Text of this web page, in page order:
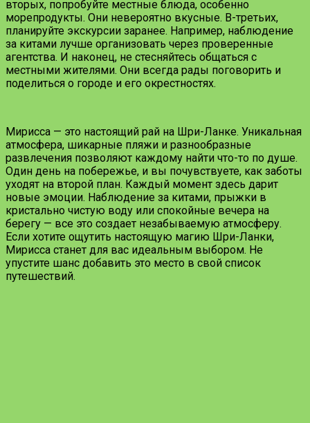
вторых, попробуйте местные блюда, особенно
морепродукты. Они невероятно вкусные. В-третьих,
планируйте экскурсии заранее. Например, наблюдение
за китами лучше организовать через проверенные
агентства. И наконец, не стесняйтесь общаться с
местными жителями. Они всегда рады поговорить и
поделиться о городе и его окрестностях.
Мирисса — это настоящий рай на Шри-Ланке. Уникальная
атмосфера, шикарные пляжи и разнообразные
развлечения позволяют каждому найти что-то по душе.
Один день на побережье, и вы почувствуете, как заботы
уходят на второй план. Каждый момент здесь дарит
новые эмоции. Наблюдение за китами, прыжки в
кристально чистую воду или спокойные вечера на
берегу — все это создает незабываемую атмосферу.
Если хотите ощутить настоящую магию Шри-Ланки,
Мирисса станет для вас идеальным выбором. Не
упустите шанс добавить это место в свой список
путешествий.